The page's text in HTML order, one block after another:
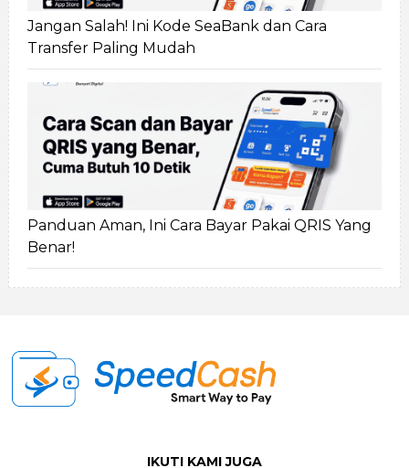
Jangan Salah! Ini Kode SeaBank dan Cara
Transfer Paling Mudah
Panduan Aman, Ini Cara Bayar Pakai QRIS Yang
Benar!
IKUTI KAMI JUGA